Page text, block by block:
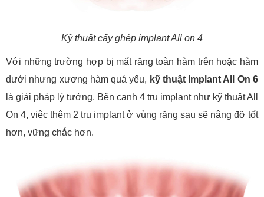
Kỹ thuật cấy ghép implant All on 4
Với những trường hợp bị mất răng toàn hàm trên hoặc hàm
dưới nhưng xương hàm quá yếu, kỹ thuật Implant All On 6
là giải pháp lý tưởng. Bên cạnh 4 trụ implant như kỹ thuật All
On 4, việc thêm 2 trụ implant ở vùng răng sau sẽ nâng đỡ tốt
hơn, vững chắc hơn.